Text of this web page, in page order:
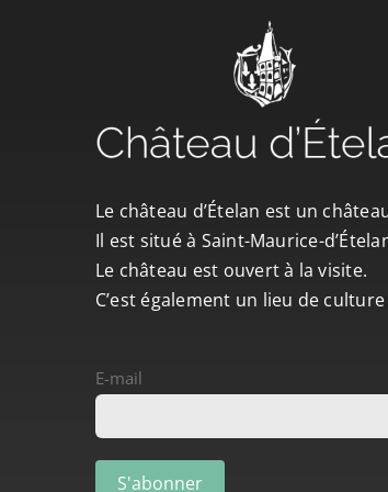
Le château d’Ételan est un
Il est situé à Saint-Maurice-
Le château est ouvert à la visite.
C’est également un lieu de
E-mail